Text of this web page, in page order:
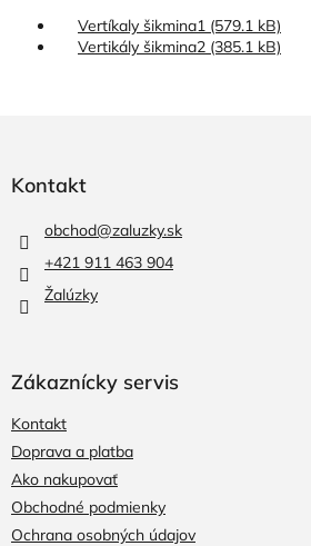
Vertíkaly šikmina1 (579.1 kB)
Vertikály šikmina2 (385.1 kB)
Kontakt
obchod@zaluzky.sk
+421 911 463 904
Žalúzky
Zákaznícky servis
Kontakt
Doprava a platba
Ako nakupovať
Obchodné podmienky
Ochrana osobných údajov